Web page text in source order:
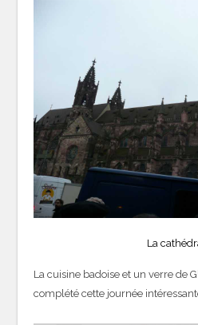
La
La cuisine badoise et un verre de
complété cette journée